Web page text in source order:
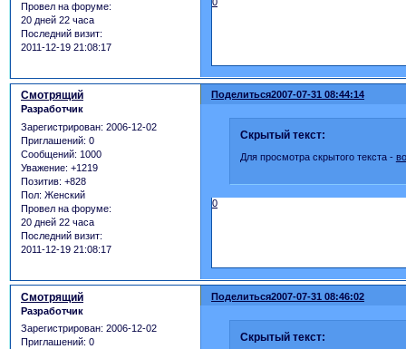
Провел на форуме:
20 дней 22 часа
Последний визит:
2011-12-19 21:08:17
Поделиться2007-07-31 08:44:14
Смотрящий
Разработчик
Зарегистрирован: 2006-12-02
Приглашений: 0
Сообщений: 1000
Уважение: +1219
Позитив: +828
Пол: Женский
Провел на форуме:
20 дней 22 часа
Последний визит:
2011-12-19 21:08:17
Скрытый текст:
Для просмотра скрытого текста -
0
Поделиться2007-07-31 08:46:02
Смотрящий
Разработчик
Зарегистрирован: 2006-12-02
Приглашений: 0
Скрытый текст: